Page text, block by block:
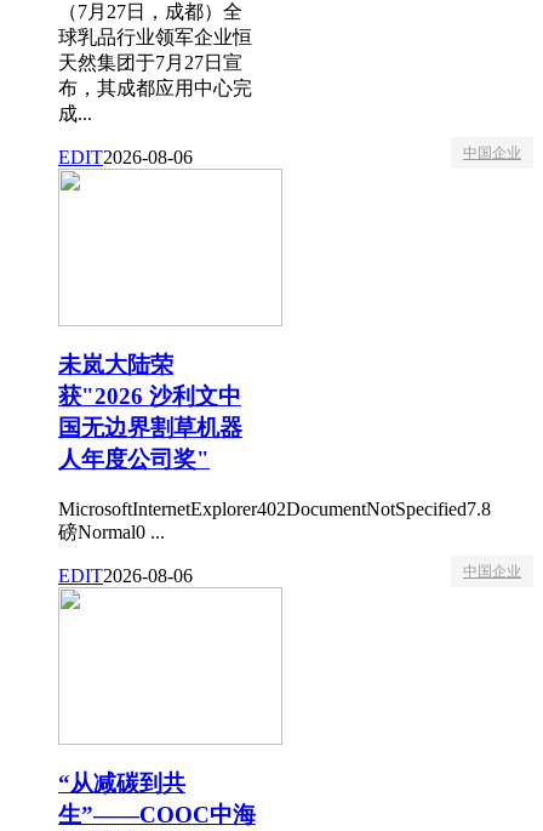
（7月27日，成都）全
球乳品行业领军企业恒
天然集团于7月27日宣
布，其成都应用中心完
成...
EDIT2026-08-06 中国企业
未岚大陆荣
获"2026 沙利文中
国无边界割草机器
人年度公司奖"
MicrosoftInternetExplorer402DocumentNotSpecified7.8
磅Normal0 ...
EDIT2026-08-06 中国企业
“从减碳到共
生”——COOC中海